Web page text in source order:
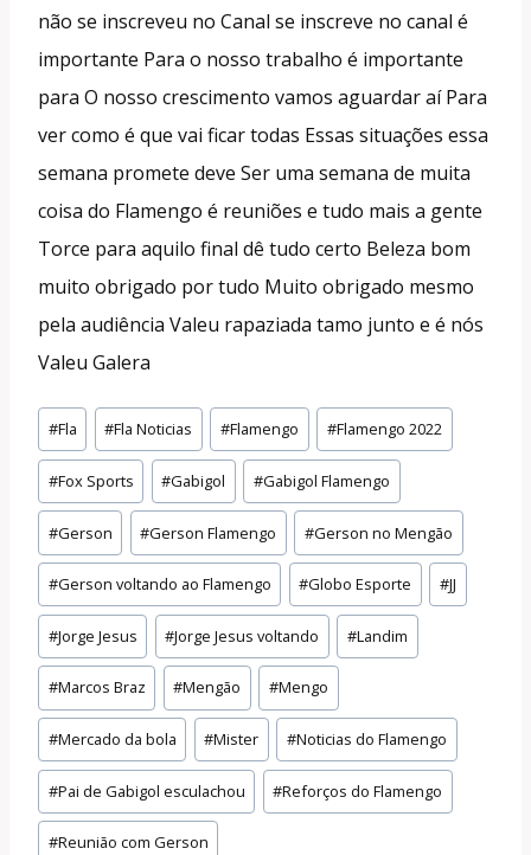
não se inscreveu no Canal se inscreve no canal é
importante Para o nosso trabalho é importante
para O nosso crescimento vamos aguardar aí Para
ver como é que vai ficar todas Essas situações essa
semana promete deve Ser uma semana de muita
coisa do Flamengo é reuniões e tudo mais a gente
Torce para aquilo final dê tudo certo Beleza bom
muito obrigado por tudo Muito obrigado mesmo
pela audiência Valeu rapaziada tamo junto e é nós
Valeu Galera
Tags
do
Post:
#Fla #Fla Noticias #Flamengo #Flamengo 2022
#Fox Sports #Gabigol #Gabigol Flamengo
#Gerson #Gerson Flamengo #Gerson no Mengão
#Gerson voltando ao Flamengo #Globo Esporte #JJ
#Jorge Jesus #Jorge Jesus voltando #Landim
#Marcos Braz #Mengão #Mengo
#Mercado da bola #Mister #Noticias do Flamengo
#Pai de Gabigol esculachou #Reforços do Flamengo
#Reunião com Gerson